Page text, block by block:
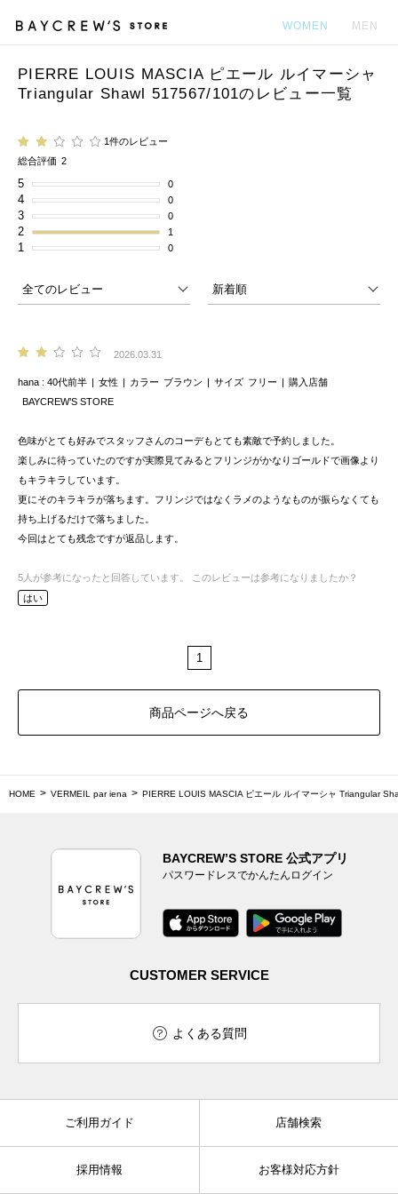
WOMEN MEN
PIERRE LOUIS MASCIA ピエール ルイマーシャ
Triangular Shawl 517567/101のレビュー一覧
1件のレビュー
総合評価 2
5 0
4 0
3 0
2 1
1 0
2026.03.31
hana 40代前半 女性 カラー ブラウン サイズ フリー
購入店舗
BAYCREW’S STORE
色味がとても好みでスタッフさんのコーデもとても素敵で予約しました。
楽しみに待っていたのですが実際見てみるとフリンジがかなりゴールドで画像より
もキラキラしています。
更にそのキラキラが落ちます。フリンジではなくラメのようなものが振らなくても
持ち上げるだけで落ちました。
今回はとても残念ですが返品します。
5 人が参考になったと回答しています。
このレビューは参考になりましたか？
はい
1
商品ページへ戻る
HOME VERMEIL par iena PIERRE LOUIS MASCIA ピエール ルイマーシャ Triangular
BAYCREW’S STORE 公式アプリ
パスワードレスでかんたんログイン
CUSTOMER SERVICE
よくある質問
ご利用ガイド 店舗検索
採用情報 お客様対応方針